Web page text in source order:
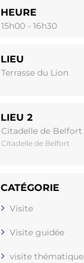
HEURE
15h00 - 16h30
LIEU
Terrasse du Lion
LIEU 2
Citadelle de Belfort
Citadelle de Belfort
CATÉGORIE
Visite
Visite guidée
visite thématique